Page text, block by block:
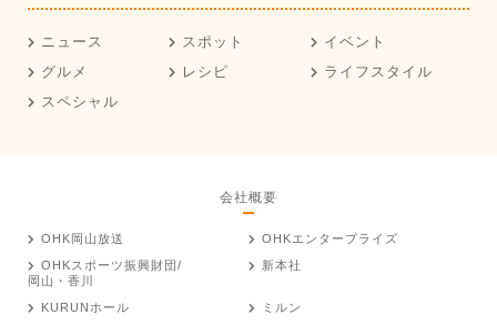
ニュース スポット
イベント
グルメ
レシピ
ライフスタイル
スペシャル
会社概要
OHK岡山放送
OHKエンタープライズ
OHKスポーツ振興財団/
岡山・香川
新本社
KURUNホール
ミルン